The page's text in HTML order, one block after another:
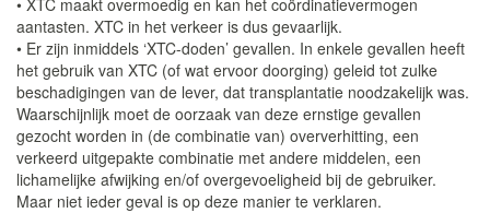
• XTC maakt overmoedig en kan het coördinatievermogen
aantasten. XTC in het verkeer is dus gevaarlijk.
• Er zijn inmiddels ‘XTC-doden’ gevallen. In enkele gevallen heeft
het gebruik van XTC (of wat ervoor doorging) geleid tot zulke
beschadigingen van de lever, dat transplantatie noodzakelijk was.
Waarschijnlijk moet de oorzaak van deze ernstige gevallen
gezocht worden in (de combinatie van) oververhitting, een
verkeerd uitgepakte combinatie met andere middelen, een
lichamelijke afwijking en/of overgevoeligheid bij de gebruiker.
Maar niet ieder geval is op deze manier te verklaren.